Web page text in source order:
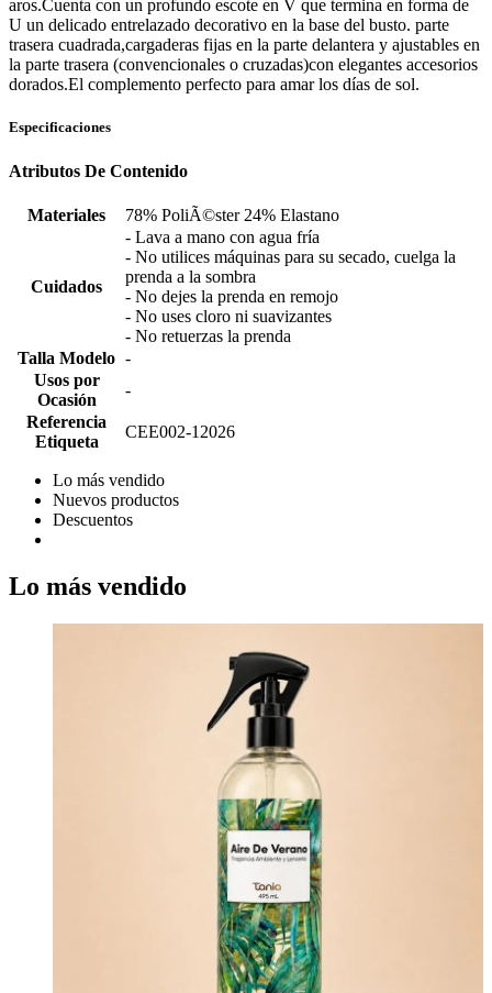
aros.Cuenta con un profundo escote en V que termina en forma de
U un delicado entrelazado decorativo en la base del busto. parte
trasera cuadrada,cargaderas fijas en la parte delantera y ajustables en
la parte trasera (convencionales o cruzadas)con elegantes accesorios
dorados.El complemento perfecto para amar los días de sol.
Especificaciones
Atributos De Contenido
Materiales 78% PoliÃ©ster 24% Elastano
Cuidados
- Lava a mano con agua fría
- No utilices máquinas para su secado, cuelga la
prenda a la sombra
- No dejes la prenda en remojo
- No uses cloro ni suavizantes
- No retuerzas la prenda
Talla Modelo -
Usos por
Ocasión
-
Referencia
Etiqueta
CEE002-12026
Lo más vendido
Nuevos productos
Descuentos
Lo más vendido